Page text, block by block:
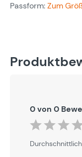
Passform:Zum
0 von 0